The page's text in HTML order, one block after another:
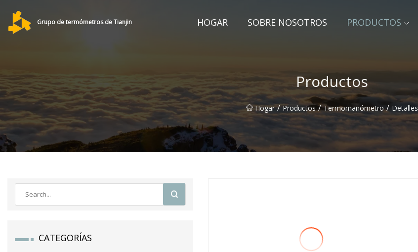
Grupo de termómetros de Tianjin HOGAR SOBRE NOSOTROS PRODUCTOS
Productos
Hogar / Productos / Termomanómetro / Detalles
CATEGORÍAS